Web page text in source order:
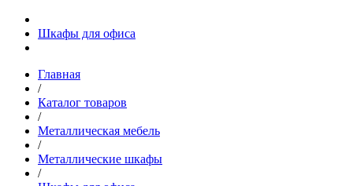
Шкафы для офиса
Главная
/
Каталог товаров
/
Металлическая мебель
/
Металлические шкафы
/